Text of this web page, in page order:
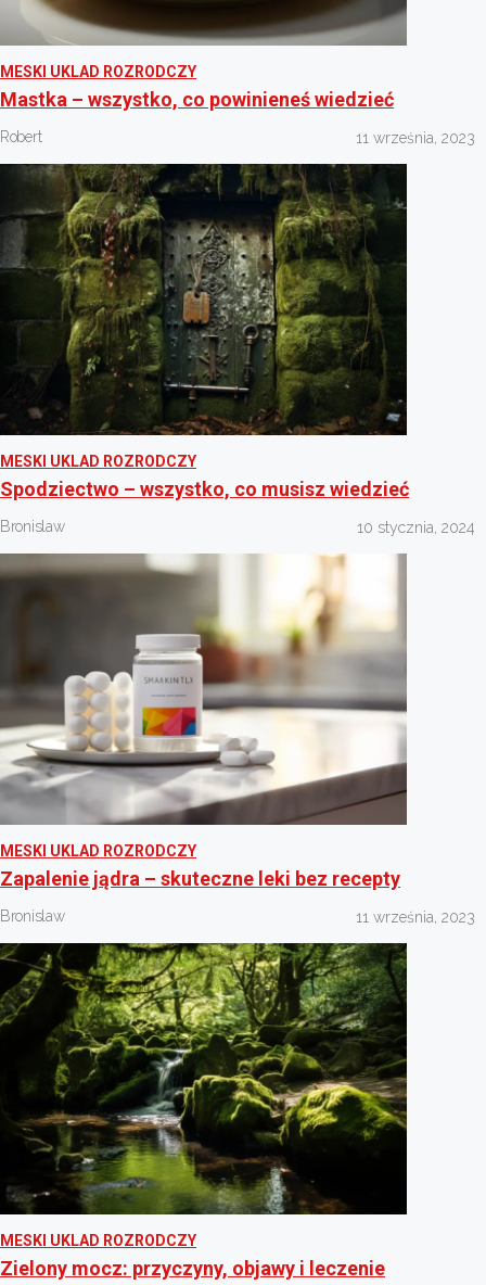
MESKI UKLAD ROZRODCZY
Mastka – wszystko, co powinieneś wiedzieć
Robert 11 września, 2023
MESKI UKLAD ROZRODCZY
Spodziectwo – wszystko, co musisz wiedzieć
Bronislaw 10 stycznia, 2024
MESKI UKLAD ROZRODCZY
Zapalenie jądra – skuteczne leki bez recepty
Bronislaw 11 września, 2023
MESKI UKLAD ROZRODCZY
Zielony mocz: przyczyny, objawy i leczenie